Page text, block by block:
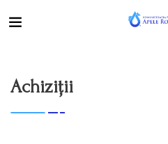
Achiziții